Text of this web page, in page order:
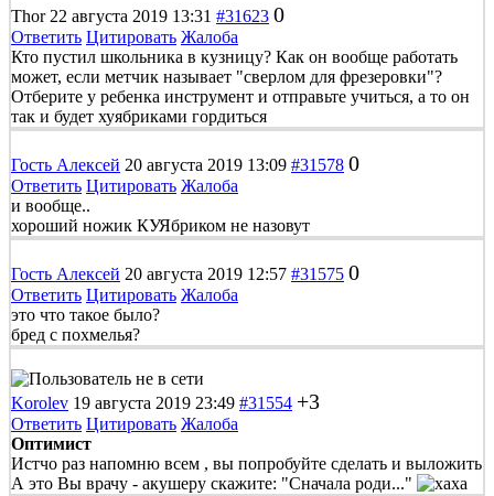
Thor 22 августа 2019 13:31 #31623 0
Ответить Цитировать Жалоба
Кто пустил школьника в кузницу? Как он вообще работать
может, если метчик называет "сверлом для фрезеровки"?
Отберите у ребенка инструмент и отправьте учиться, а то он
так и будет хуябриками гордиться
Гость Алексей 20 августа 2019 13:09 #31578 0
Ответить Цитировать Жалоба
и вообще..
хороший ножик КУЯбриком не назовут
Гость Алексей 20 августа 2019 12:57 #31575 0
Ответить Цитировать Жалоба
это что такое было?
бред с похмелья?
Korolev 19 августа 2019 23:49 #31554 +3
Ответить Цитировать Жалоба
Оптимист
Истчо раз напомню всем , вы попробуйте сделать и выложить
А это Вы врачу - акушеру скажите: "Сначала роди..."